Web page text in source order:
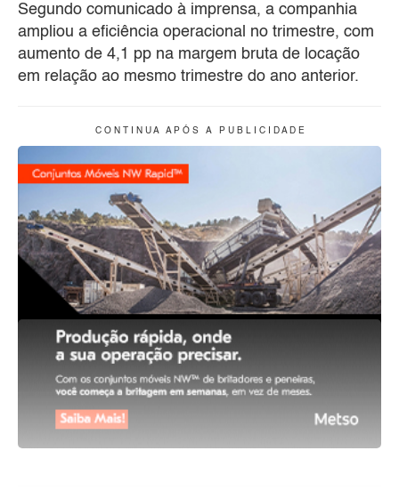
Segundo comunicado à imprensa, a companhia
ampliou a eficiência operacional no trimestre, com
aumento de 4,1 pp na margem bruta de locação
em relação ao mesmo trimestre do ano anterior.
C O N T I N U A A P Ó S A P U B L I C I D A D E